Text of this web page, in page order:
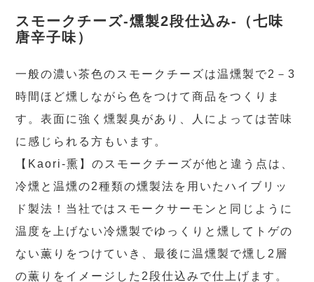
スモークチーズ-燻製2段仕込み-（七味
唐辛子味）
一般の濃い茶色のスモークチーズは温燻製で2－3
時間ほど燻しながら色をつけて商品をつくりま
す。表面に強く燻製臭があり、人によっては苦味
に感じられる方もいます。
【Kaori-熏】のスモークチーズが他と違う点は、
冷燻と温燻の2種類の燻製法を用いたハイブリッ
ド製法！当社ではスモークサーモンと同じように
温度を上げない冷燻製でゆっくりと燻してトゲの
ない薫りをつけていき、最後に温燻製で燻し2層
の薫りをイメージした2段仕込みで仕上げます。